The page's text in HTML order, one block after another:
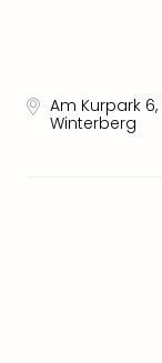
Am Kurpark 6,
Winterberg